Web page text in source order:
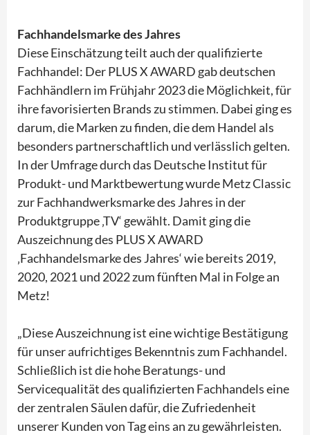
Fachhandelsmarke des Jahres
Diese Einschätzung teilt auch der qualifizierte
Fachhandel: Der PLUS X AWARD gab deutschen
Fachhändlern im Frühjahr 2023 die Möglichkeit, für
ihre favorisierten Brands zu stimmen. Dabei ging es
darum, die Marken zu finden, die dem Handel als
besonders partnerschaftlich und verlässlich gelten.
In der Umfrage durch das Deutsche Institut für
Produkt- und Marktbewertung wurde Metz Classic
zur Fachhandwerksmarke des Jahres in der
Produktgruppe ‚TV‘ gewählt. Damit ging die
Auszeichnung des PLUS X AWARD
‚Fachhandelsmarke des Jahres‘ wie bereits 2019,
2020, 2021 und 2022 zum fünften Mal in Folge an
Metz!
„Diese Auszeichnung ist eine wichtige Bestätigung
für unser aufrichtiges Bekenntnis zum Fachhandel.
Schließlich ist die hohe Beratungs- und
Servicequalität des qualifizierten Fachhandels eine
der zentralen Säulen dafür, die Zufriedenheit
unserer Kunden von Tag eins an zu gewährleisten.